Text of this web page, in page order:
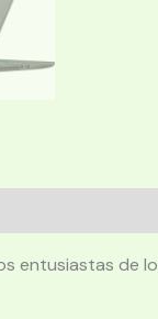
entusiastas de